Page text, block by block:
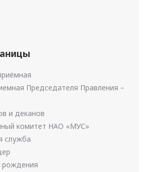
Председателя Правления –
и деканов
комитет НАО «МУС»
служба
рождения